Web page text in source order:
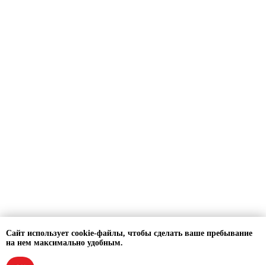
Сайт использует cookie-файлы, чтобы сделать ваше пребывание
на нем максимально удобным.